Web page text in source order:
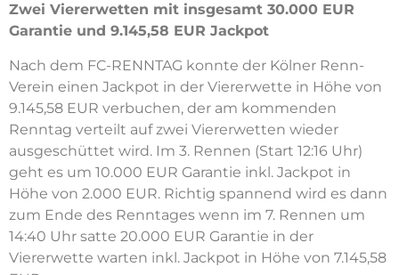
Zwei Viererwetten mit insgesamt 30.000 EUR
Garantie und 9.145,58 EUR Jackpot
Nach dem FC-RENNTAG konnte der Kölner Renn-
Verein einen Jackpot in der Viererwette in Höhe von
9.145,58 EUR verbuchen, der am kommenden
Renntag verteilt auf zwei Viererwetten wieder
ausgeschüttet wird. Im 3. Rennen (Start 12:16 Uhr)
geht es um 10.000 EUR Garantie inkl. Jackpot in
Höhe von 2.000 EUR. Richtig spannend wird es dann
zum Ende des Renntages wenn im 7. Rennen um
14:40 Uhr satte 20.000 EUR Garantie in der
Viererwette warten inkl. Jackpot in Höhe von 7.145,58